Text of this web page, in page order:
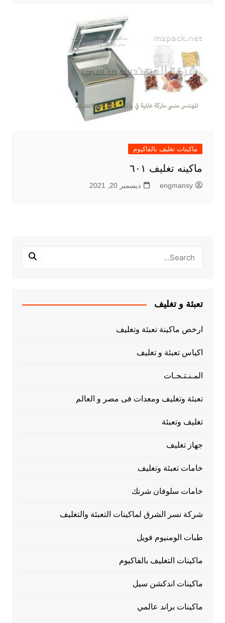
ماكينات تغليف بالفاكيوم
ماكينه تغليف ٦٠١
engmansy ديسمبر 20, 2021
تعبئة و تغليف
ارخص ماكينة تعبئة وتغليف
اكياس تعبئة و تغليف
المـنـتـجـات
تعبئة وتغليف ومعدات فى مصر و العالم
تغليف وتعبئة
جهاز تغليف
خامات تعبئة وتغليف
خامات سلوفان شرنك
شركة نسر الشرق لماكينات التعبئة والتغليف
طبات الومنيوم فويل
ماكينات التغليف بالفاكيوم
ماكينات اندكشن سيل
ماكينات براند عالمي